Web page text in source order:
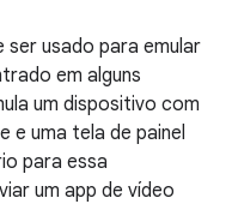
usado para emular
em alguns
um dispositivo com
e uma tela de painel
para essa
um app de vídeo